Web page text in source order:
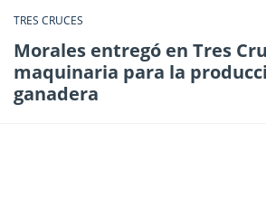
TRES CRUCES
Morales entregó en Tres
maquinaria para la
ganadera